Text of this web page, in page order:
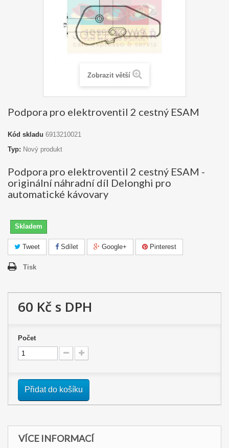
Zobrazit větší
Podpora pro elektroventil 2 cestný ESAM
Kód skladu 6913210021
Typ: Nový produkt
Podpora pro elektroventil 2 cestný ESAM -
originální náhradní díl Delonghi pro
automatické kávovary
Skladem
Tweet Sdílet Google+ Pinterest
Tisk
60 Kč s DPH
Počet
Přidat do košíku
VÍCE INFORMACÍ